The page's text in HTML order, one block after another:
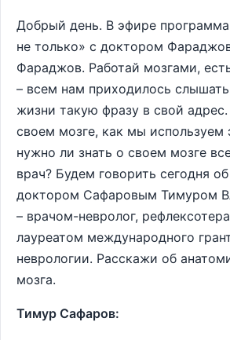
Добрый день. В эфире
не только» с доктором
Фараджов. Работай мозгами,
– всем нам приходилось
жизни такую фразу в свой
своем мозге, как мы используем
нужно ли знать о своем мозге
врач? Будем говорить сегодня
доктором Сафаровым Тимуром
– врачом-невролог,
лауреатом международного
неврологии. Расскажи об
мозга.
Тимур Сафаров: